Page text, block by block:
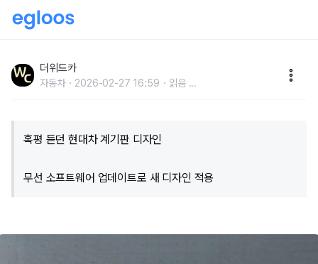
선택 내렸다
더위드카
자동차 2026-02-27 16:59 읽음 ...
혹평 듣던 현대차 계기판 디자인
무선 소프트웨어 업데이트로 새 디자인 적용